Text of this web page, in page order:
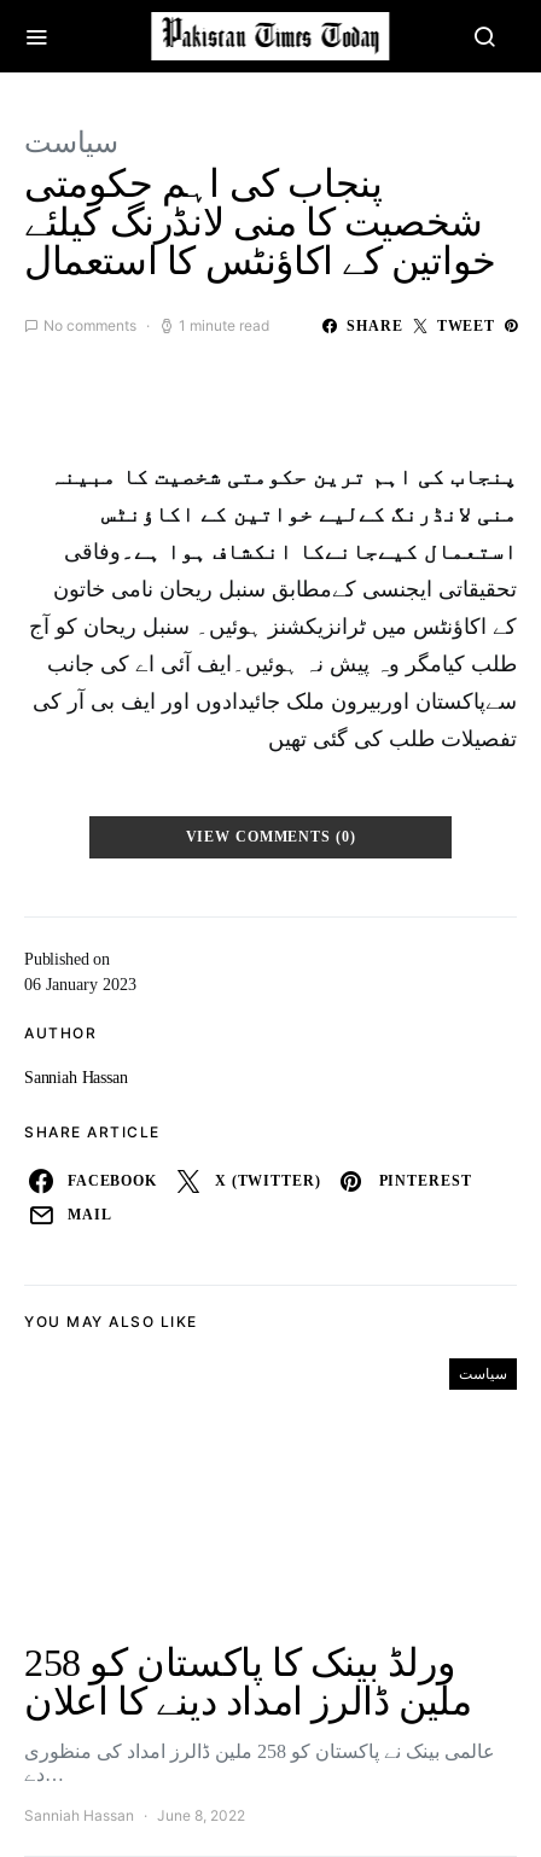
سیاست
پنجاب کی اہم حکومتی
شخصیت کا منی لانڈرنگ کیلئے
خواتین کے اکاؤنٹس کا استعمال
No comments 1 minute read SHARE TWEET
Published on
06 January 2023
AUTHOR
Sanniah Hassan
SHARE ARTICLE
FACEBOOK X (TWITTER) PINTEREST
MAIL
پنجاب کی اہم ترین حکومتی شخصیت کا مبینہ
منی لانڈرنگ کےلیے خواتین کے اکاؤنٹس
استعمال کیےجانےکا انکشاف ہوا ہے۔ وفاقی
تحقیقاتی ایجنسی کےمطابق سنبل ریحان نامی خاتون
کے اکاؤنٹس میں ٹرانزیکشنز ہوئیں۔ سنبل ریحان کو آج
طلب کیامگر وہ پیش نہ ہوئیں۔ایف آئی اے کی جانب
سےپاکستان اوربیرون ملک جائیدادوں اور ایف بی آر کی
تفصیلات طلب کی گئی تھیں
VIEW COMMENTS (0)
YOU MAY ALSO LIKE
سیاست
‏ورلڈ بینک کا پاکستان کو 258
ملین ڈالرز امداد دینے کا اعلان
‏عالمی بینک نے پاکستان کو 258 ملین ڈالرز امداد کی منظوری
دے…
Sanniah Hassan June 8, 2022